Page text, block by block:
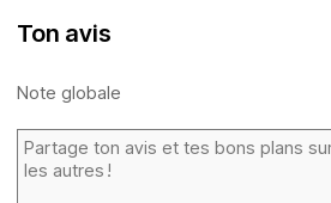
Ton avis
Note globale